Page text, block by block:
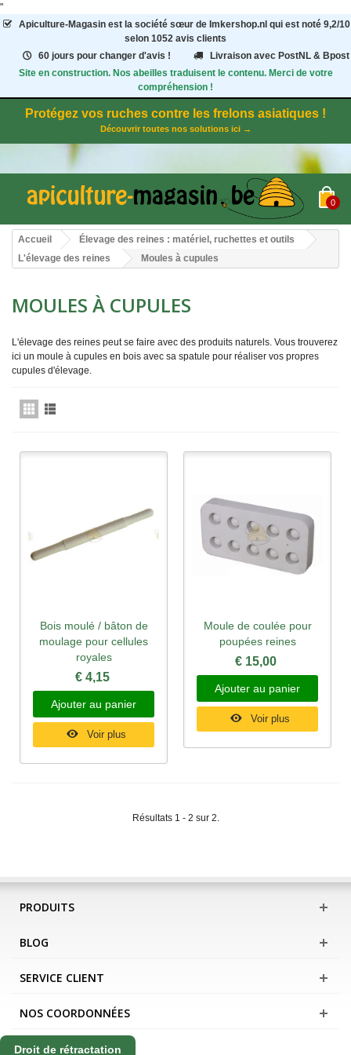
"
Apiculture-Magasinest la société sœur de Imkershop.nl qui est noté 9,2/10
selon 1052 avis clients
60 jours pour changer d'avis !
Livraison avec PostNL & Bpost
Site en construction. Nos abeilles traduisent le contenu. Merci de votre
compréhension !
Protégez vos ruches contre les frelons asiatiques !
Découvrir toutes nos solutions ici →
0
Accueil
Élevage des reines : matériel, ruchettes et outils
L'élevage des reines
Moules à cupules
MOULES À CUPULES
L'élevage des reines peut se faire avec des produits naturels. Vous trouverez
ici un moule à cupules en bois avec sa spatule pour réaliser vos propres
cupules d'élevage.
Bois moulé / bâton de
moulage pour cellules
royales
€ 4,15
Ajouter au panier
Voir plus
Moule de coulée pour
poupées reines
€ 15,00
Ajouter au panier
Voir plus
Résultats 1 - 2 sur 2.
PRODUITS
BLOG
SERVICE CLIENT
NOS COORDONNÉES
Droit de rétractation